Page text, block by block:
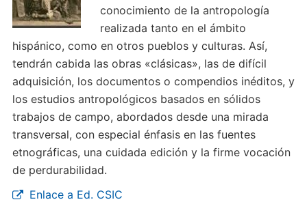
conocimiento de la antropología
realizada tanto en el ámbito
hispánico, como en otros pueblos y culturas. Así,
tendrán cabida las obras «clásicas», las de difícil
adquisición, los documentos o compendios inéditos, y
los estudios antropológicos basados en sólidos
trabajos de campo, abordados desde una mirada
transversal, con especial énfasis en las fuentes
etnográficas, una cuidada edición y la firme vocación
de perdurabilidad.
Enlace a Ed. CSIC